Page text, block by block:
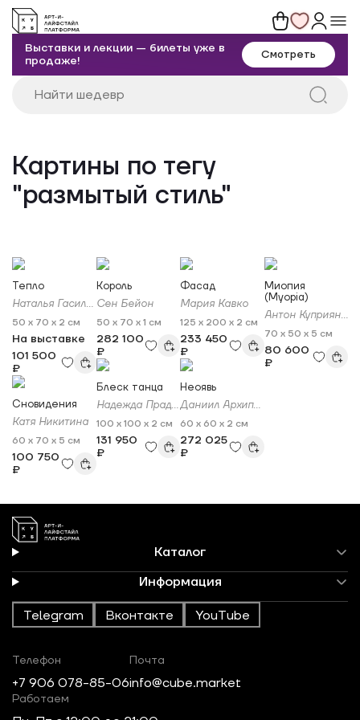
Выставки и лекции — билеты уже в
продаже!
Смотреть
Картины по тегу
"размытый стиль"
Тепло
Наталья Гасилова
50 x 70 x 2 см
На выставке
101 500
₽
Сновидения
Катя Никитина
60 x 70 x 5 см
100 750
₽
Король
Сен Бейон
50 x 70 x 1 см
282 100
₽
Блеск танца
Надежда Прадес
100 x 100 x 2 см
131 950
₽
Фасад
Мария Кавко
125 x 200 x 2 см
233 450
₽
Неоявь
Даниил Архипенко
60 x 60 x 2 см
272 025
₽
Миопия
(Myopia)
Антон Куприянов
70 x 50 x 5 см
80 600
₽
Каталог
Информация
Telegram Вконтакте YouTube
Телефон
+7 906 078-85-06
Почта
info@cube.market
Работаем